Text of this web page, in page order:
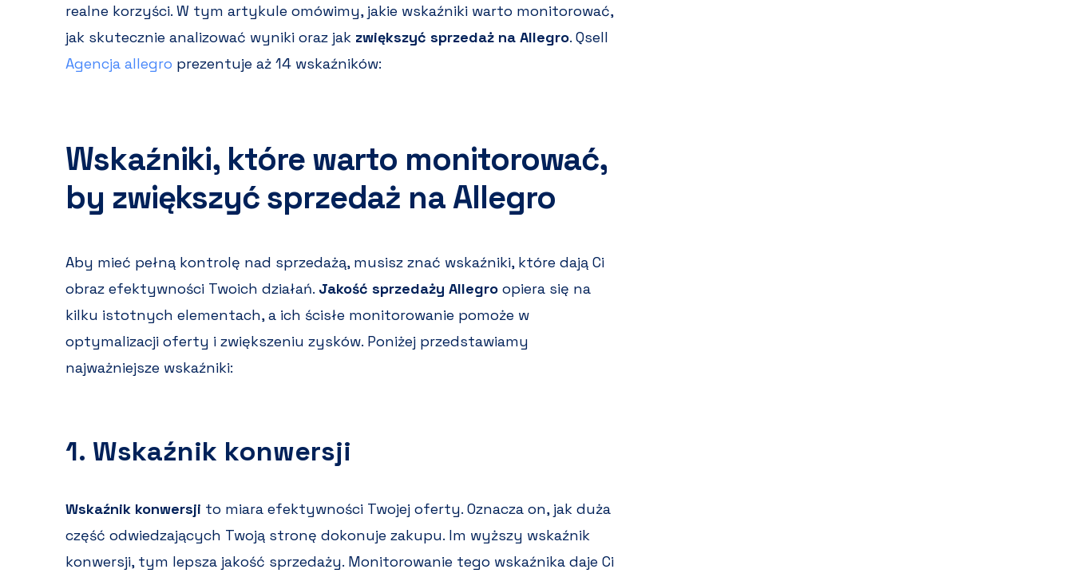
realne korzyści. W tym artykule omówimy, jakie wskaźniki warto monitorować,
jak skutecznie analizować wyniki oraz jak zwiększyć sprzedaż na Allegro. Qsell
Agencja allegro prezentuje aż 14 wskaźników:
Wskaźniki, które warto monitorować,
by zwiększyć sprzedaż na Allegro
Aby mieć pełną kontrolę nad sprzedażą, musisz znać wskaźniki, które dają Ci
obraz efektywności Twoich działań. Jakość sprzedaży Allegro opiera się na
kilku istotnych elementach, a ich ścisłe monitorowanie pomoże w
optymalizacji oferty i zwiększeniu zysków. Poniżej przedstawiamy
najważniejsze wskaźniki:
1. Wskaźnik konwersji
Wskaźnik konwersji to miara efektywności Twojej oferty. Oznacza on, jak duża
część odwiedzających Twoją stronę dokonuje zakupu. Im wyższy wskaźnik
konwersji, tym lepsza jakość sprzedaży. Monitorowanie tego wskaźnika daje Ci